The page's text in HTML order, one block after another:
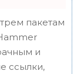
пакетам
и
ссылки,